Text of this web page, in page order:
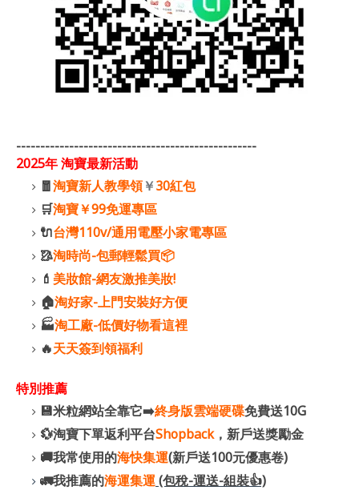
--------------------------------------------------
2025年 淘寶最新活動
🧧淘寶新人教學領￥30紅包
🛒淘寶￥99免運專區
🔌台灣110v/通用電壓小家電專區
🥻淘時尚-包郵輕鬆買📦
💄 美妝館-網友激推美妝!
🏠淘好家-上門安裝好方便
🏭淘工廠-低價好物看這裡
🔥天天簽到領福利
特別推薦
💾米粒網站全靠它➡️終身版雲端硬碟免費送10G
💱淘寶下單返利平台Shopback，新戶送獎勵金
🚚我常使用的海快集運(新戶送100元優惠卷)
🚛我推薦的海運集運(包稅-運送-組裝👍)